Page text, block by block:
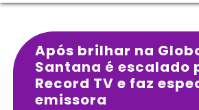
Após brilhar na
Santana é escalado
Record TV e faz
emissora